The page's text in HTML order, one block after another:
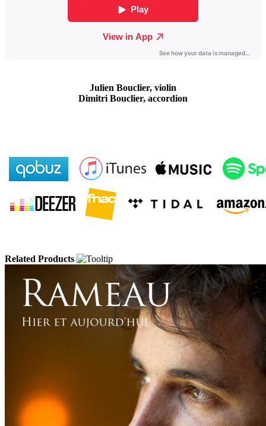
Julien Bouclier, violin
Dimitri Bouclier, accordion
Related Products